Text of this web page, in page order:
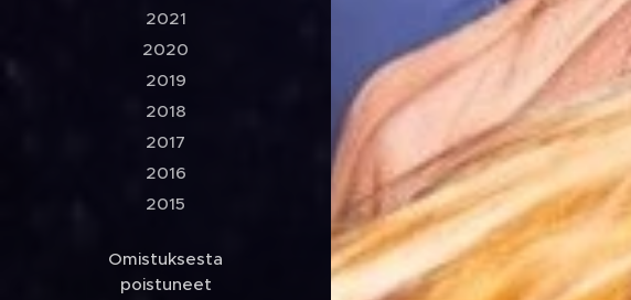
2021
2020
2019
2018
2017
2016
2015
Omistuksesta
poistuneet